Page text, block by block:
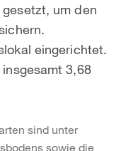
um den
eingerichtet.
3,68
sind unter
sowie die